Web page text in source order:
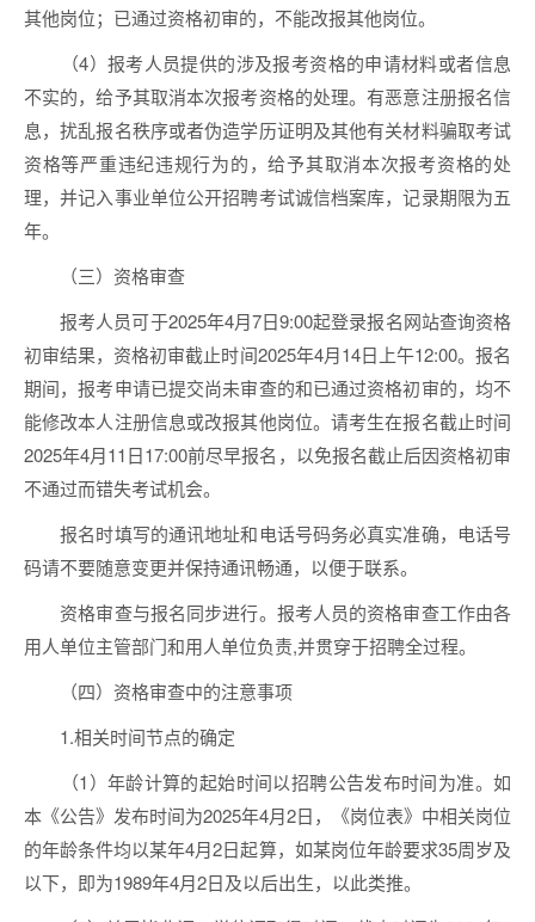
其他岗位；已通过资格初审的，不能改报其他岗位。
（4）报考人员提供的涉及报考资格的申请材料或者信息
不实的，给予其取消本次报考资格的处理。有恶意注册报名信
息，扰乱报名秩序或者伪造学历证明及其他有关材料骗取考试
资格等严重违纪违规行为的，给予其取消本次报考资格的处
理，并记入事业单位公开招聘考试诚信档案库，记录期限为五
年。
（三）资格审查
报考人员可于2025年4月7日9:00起登录报名网站查询资格
初审结果，资格初审截止时间2025年4月14日上午12:00。报名
期间，报考申请已提交尚未审查的和已通过资格初审的，均不
能修改本人注册信息或改报其他岗位。请考生在报名截止时间
2025年4月11日17:00前尽早报名，以免报名截止后因资格初审
不通过而错失考试机会。
报名时填写的通讯地址和电话号码务必真实准确，电话号
码请不要随意变更并保持通讯畅通，以便于联系。
资格审查与报名同步进行。报考人员的资格审查工作由各
用人单位主管部门和用人单位负责,并贯穿于招聘全过程。
（四）资格审查中的注意事项
1.相关时间节点的确定
（1）年龄计算的起始时间以招聘公告发布时间为准。如
本《公告》发布时间为2025年4月2日，《岗位表》中相关岗位
的年龄条件均以某年4月2日起算，如某岗位年龄要求35周岁及
以下，即为1989年4月2日及以后出生，以此类推。